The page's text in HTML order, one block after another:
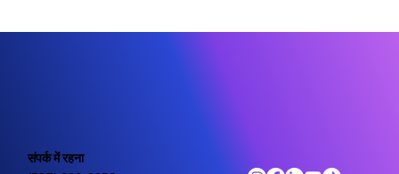
संपर्क में रहना